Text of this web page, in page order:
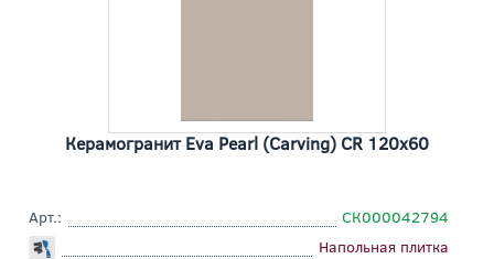
Керамогранит Eva Pearl (Carving) CR 120x60
Арт.:
СК000042794
Напольная плитка